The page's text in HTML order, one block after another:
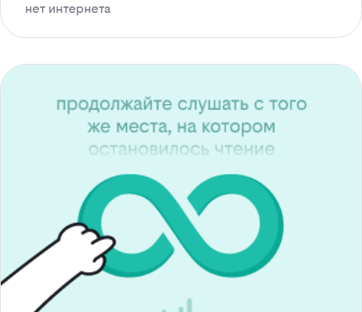
нет интернета